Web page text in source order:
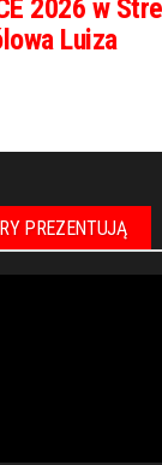
2026 w
Luiza
PREZENTUJĄ